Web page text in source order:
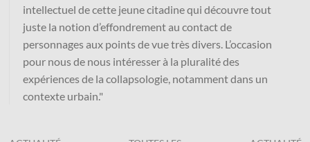
intellectuel de cette jeune citadine qui découvre tout
juste la notion d’effondrement au contact de
personnages aux points de vue très divers. L’occasion
pour nous de nous intéresser à la pluralité des
expériences de la collapsologie, notamment dans un
contexte urbain."